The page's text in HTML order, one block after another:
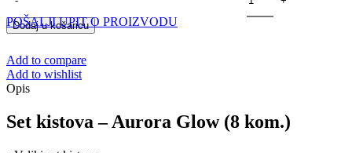
Dodaj u košaricu
POŠALJI UPIT O PROIZVODU
Add to compare
Add to wishlist
Opis
Set kistova – Aurora Glow (8 kom.)